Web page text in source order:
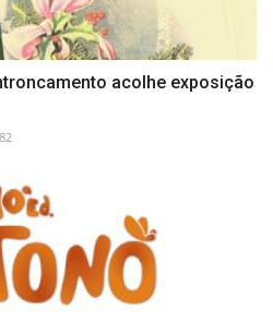
acolhe exposição